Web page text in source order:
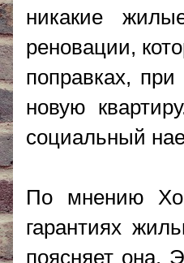
никакие
реновации,
поправках,
новую
социальный
По мнению
гарантиях
поясняет она.